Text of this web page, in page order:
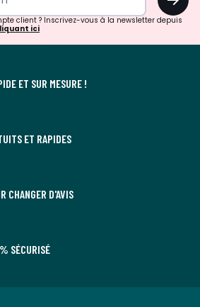
client ? Inscrivez-vous à la newsletter depuis
ici
ET SUR MESURE !
ET RAPIDES
CHANGER D'AVIS
SÉCURISÉ